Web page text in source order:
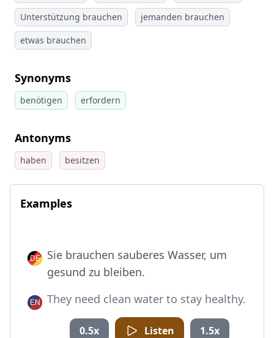
Unterstützung brauchen
jemanden brauchen
etwas brauchen
Synonyms
benötigen erfordern
Antonyms
haben besitzen
Examples
Sie brauchen sauberes Wasser, um
gesund zu bleiben.
They need clean water to stay healthy.
0.5x Listen 1.5x